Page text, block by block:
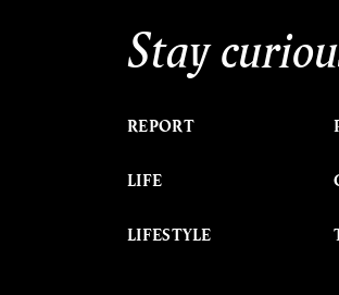
Stay
REPORT
LIFE
LIFESTYLE